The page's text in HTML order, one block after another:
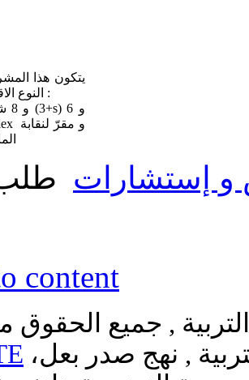
النوع الاقتصادي المتطور منها :
إستشارات
content
, جميع
, نهج صدر بعل،